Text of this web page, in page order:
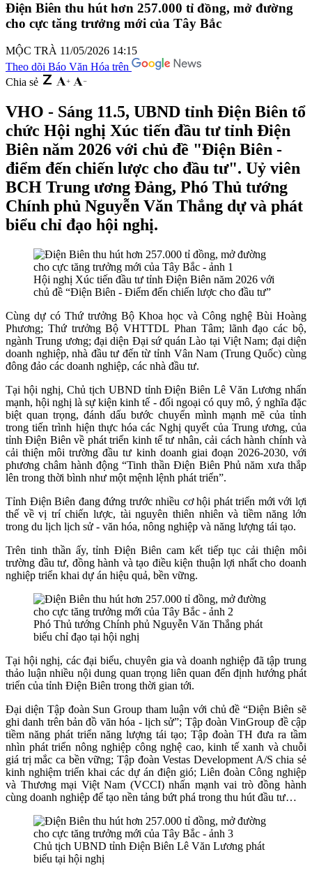
Điện Biên thu hút hơn 257.000 tỉ đồng, mở đường
cho cực tăng trưởng mới của Tây Bắc
MỘC TRÀ 11/05/2026 14:15
Theo dõi Báo Văn Hóa trên
Chia sẻ
VHO - Sáng 11.5, UBND tỉnh Điện Biên tổ
chức Hội nghị Xúc tiến đầu tư tỉnh Điện
Biên năm 2026 với chủ đề "Điện Biên -
điểm đến chiến lược cho đầu tư". Uỷ viên
BCH Trung ương Đảng, Phó Thủ tướng
Chính phủ Nguyễn Văn Thắng dự và phát
biểu chỉ đạo hội nghị.
Hội nghị Xúc tiến đầu tư tỉnh Điện Biên năm 2026 với
chủ đề “Điện Biên - Điểm đến chiến lược cho đầu tư”
Cùng dự có Thứ trưởng Bộ Khoa học và Công nghệ Bùi Hoàng
Phương; Thứ trưởng Bộ VHTTDL Phan Tâm; lãnh đạo các bộ,
ngành Trung ương; đại diện Đại sứ quán Lào tại Việt Nam; đại diện
doanh nghiệp, nhà đầu tư đến từ tỉnh Vân Nam (Trung Quốc) cùng
đông đảo các doanh nghiệp, các nhà đầu tư.
Tại hội nghị, Chủ tịch UBND tỉnh Điện Biên Lê Văn Lương nhấn
mạnh, hội nghị là sự kiện kinh tế - đối ngoại có quy mô, ý nghĩa đặc
biệt quan trọng, đánh dấu bước chuyển mình mạnh mẽ của tỉnh
trong tiến trình hiện thực hóa các Nghị quyết của Trung ương, của
tỉnh Điện Biên về phát triển kinh tế tư nhân, cải cách hành chính và
cải thiện môi trường đầu tư kinh doanh giai đoạn 2026-2030, với
phương châm hành động “Tinh thần Điện Biên Phủ năm xưa thắp
lên trong thời bình như một mệnh lệnh phát triển”.
Tỉnh Điện Biên đang đứng trước nhiều cơ hội phát triển mới với lợi
thế về vị trí chiến lược, tài nguyên thiên nhiên và tiềm năng lớn
trong du lịch lịch sử - văn hóa, nông nghiệp và năng lượng tái tạo.
Trên tinh thần ấy, tỉnh Điện Biên cam kết tiếp tục cải thiện môi
trường đầu tư, đồng hành và tạo điều kiện thuận lợi nhất cho doanh
nghiệp triển khai dự án hiệu quả, bền vững.
Phó Thủ tướng Chính phủ Nguyễn Văn Thắng phát
biểu chỉ đạo tại hội nghị
Tại hội nghị, các đại biểu, chuyên gia và doanh nghiệp đã tập trung
thảo luận nhiều nội dung quan trọng liên quan đến định hướng phát
triển của tỉnh Điện Biên trong thời gian tới.
Đại diện Tập đoàn Sun Group tham luận với chủ đề “Điện Biên sẽ
ghi danh trên bản đồ văn hóa - lịch sử”; Tập đoàn VinGroup đề cập
tiềm năng phát triển năng lượng tái tạo; Tập đoàn TH đưa ra tầm
nhìn phát triển nông nghiệp công nghệ cao, kinh tế xanh và chuỗi
giá trị mắc ca bền vững; Tập đoàn Vestas Development A/S chia sẻ
kinh nghiệm triển khai các dự án điện gió; Liên đoàn Công nghiệp
và Thương mại Việt Nam (VCCI) nhấn mạnh vai trò đồng hành
cùng doanh nghiệp để tạo nền tảng bứt phá trong thu hút đầu tư…
Chủ tịch UBND tỉnh Điện Biên Lê Văn Lương phát
biểu tại hội nghị